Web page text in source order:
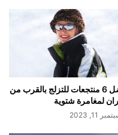
أفضل 6 منتجعات للتزلج بالقرب من
لمغامرة شتوية
11, 2023